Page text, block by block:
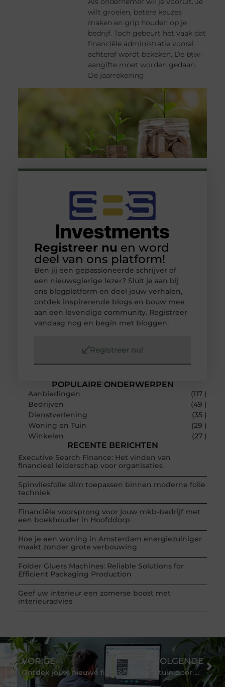
wilt groeien, betere keuzes
maken en grip houden op je
bedrijf. Toch gebeurt het vaak dat
financiële administratie vooral
achteraf wordt bekeken. De btw-
aangifte moet worden gedaan.
De jaarrekening
POPULAIRE ONDERWERPEN
Aanbiedingen
(117 )
Bedrijven
(49 )
Dienstverlening
(35 )
Woning en Tuin
(29 )
Winkelen
(27 )
RECENTE BERICHTEN
Executive Search Finance: Het vinden van
financieel leiderschap voor organisaties
Spinvliesfolie slim toepassen binnen moderne folie
techniek
Financiële voorsprong voor jouw mkb-bedrijf met
een boekhouder in Hoofddorp
Hoe je een woning in Amsterdam energiezuiniger
maakt zonder grote verbouwing
Folder Gluers Machines: Reliable Solutions for
Efficient Packaging Production
Geef uw interieur een zomerse boost met
interieuradvies
Registreer nu en word
deel van ons platform!
Ben jij een gepassioneerde schrijver of
een nieuwsgierige lezer? Sluit je aan bij
ons blogplatform en deel jouw verhalen,
ontdek inspirerende blogs en bouw mee
aan een levendige community. Registreer
vandaag nog en begin met bloggen.
Registreer nu!
VORIGE VOLGENDE
Een groene tuin door een tuinarchitect nabij Den Bosch